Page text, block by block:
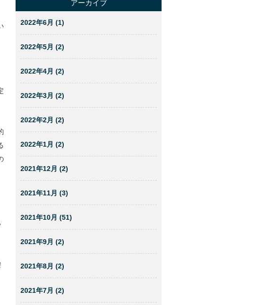
アーカイブ
2022年6月 (1)
2022年5月 (2)
2022年4月 (2)
2022年3月 (2)
2022年2月 (2)
2022年1月 (2)
2021年12月 (2)
2021年11月 (3)
2021年10月 (51)
2021年9月 (2)
2021年8月 (2)
2021年7月 (2)